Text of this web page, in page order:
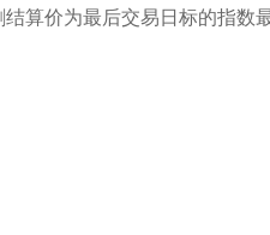
算价为最后交易日标的指